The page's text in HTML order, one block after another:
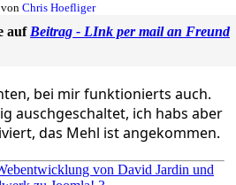
von Chris Hoefliger
auf Beitrag - LInk per mail an Freund
bei mir funktionierts auch.
auschgeschaltet, ich habs aber
das Mehl ist angekommen.
von David Jardin und